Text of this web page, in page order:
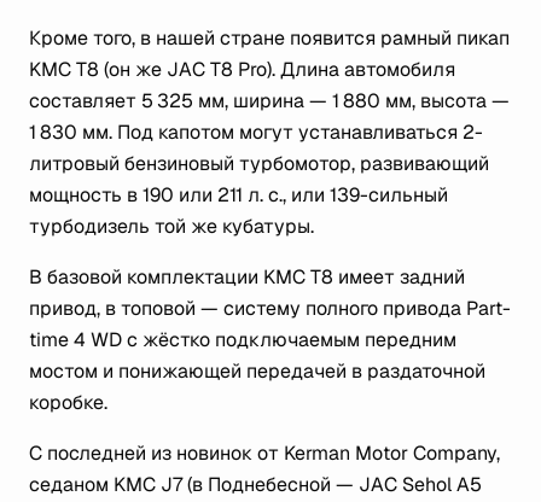
Кроме того, в нашей стране появится рамный пикап
KMC T8 (он же JAC T8 Pro). Длина автомобиля
составляет 5 325 мм, ширина — 1 880 мм, высота —
1 830 мм. Под капотом могут устанавливаться 2-
литровый бензиновый турбомотор, развивающий
мощность в 190 или 211 л. с., или 139-сильный
турбодизель той же кубатуры.
В базовой комплектации KMC T8 имеет задний
привод, в топовой — систему полного привода Part-
time 4 WD с жёстко подключаемым передним
мостом и понижающей передачей в раздаточной
коробке.
С последней из новинок от Kerman Motor Company,
седаном KMC J7 (в Поднебесной — JAC Sehol A5